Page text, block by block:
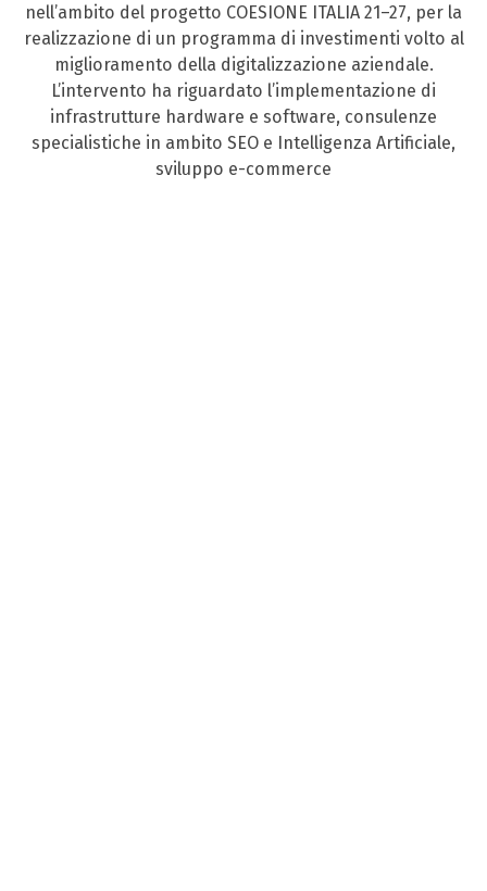
nell’ambito del progetto COESIONE ITALIA 21–27, per la
realizzazione di un programma di investimenti volto al
miglioramento della digitalizzazione aziendale.
L’intervento ha riguardato l’implementazione di
infrastrutture hardware e software, consulenze
specialistiche in ambito SEO e Intelligenza Artificiale,
sviluppo e-commerce